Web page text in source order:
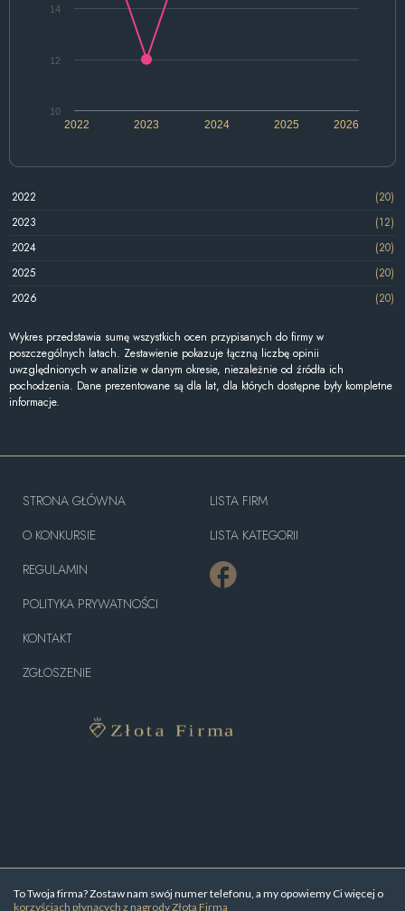
2022 2024 2026
2023 2025
10
12
14
2022
(20)
2023
(12)
2024
(20)
2025
(20)
2026
(20)
Wykres przedstawia sumę wszystkich ocen przypisanych do firmy w
poszczególnych latach. Zestawienie pokazuje łączną liczbę opinii
uwzględnionych w analizie w danym okresie, niezależnie od źródła ich
pochodzenia. Dane prezentowane są dla lat, dla których dostępne były kompletne
informacje.
To Twoja firma? Zostaw nam swój numer telefonu, a my opowiemy Ci więcej o
korzyściach płynących z nagrody Złota Firma
STRONA GŁÓWNA
O KONKURSIE
REGULAMIN
POLITYKA PRYWATNOŚCI
KONTAKT
ZGŁOSZENIE
LISTA FIRM
LISTA KATEGORII